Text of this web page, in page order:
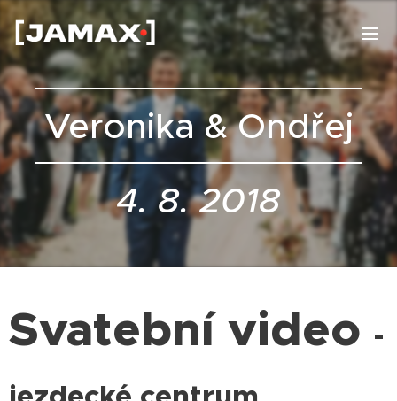
Veronika & Ondřej
4. 8. 2018
Svatební video -